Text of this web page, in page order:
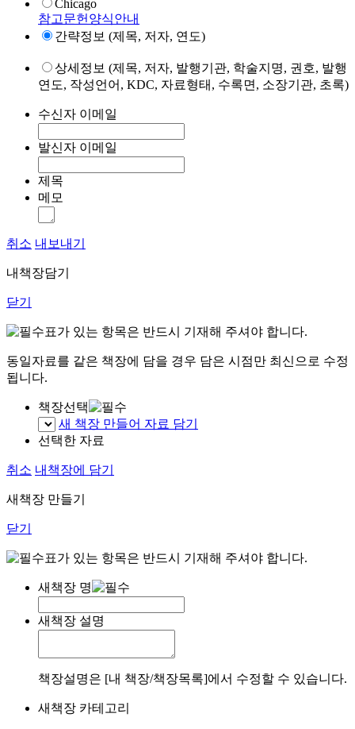
Chicago
참고문헌양식안내
간략정보 (제목, 저자, 연도)
상세정보 (제목, 저자, 발행기관, 학술지명, 권호, 발행
연도, 작성언어, KDC, 자료형태, 수록면, 소장기관, 초록)
수신자 이메일
발신자 이메일
제목
메모
취소 내보내기
내책장담기
닫기
표가 있는 항목은 반드시 기재해 주셔야 합니다.
동일자료를 같은 책장에 담을 경우 담은 시점만 최신으로 수정
됩니다.
책장선택
새 책장 만들어 자료 담기
선택한 자료
취소 내책장에 담기
새책장 만들기
닫기
표가 있는 항목은 반드시 기재해 주셔야 합니다.
새책장 명
새책장 설명
책장설명은 [내 책장/책장목록]에서 수정할 수 있습니다.
새책장 카테고리